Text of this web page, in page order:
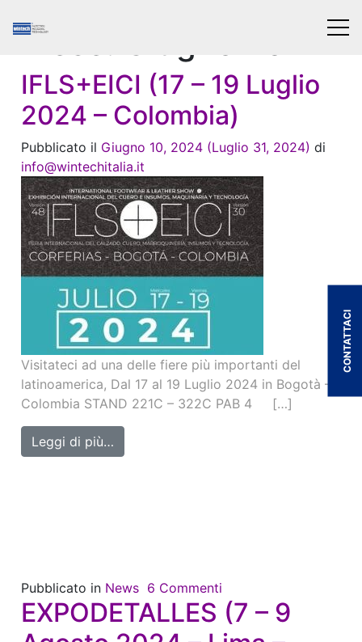
CONTATTACI
Mese:
IFLS+EICI (17 – 19 Luglio
2024 – Colombia)
Pubblicato il Giugno 10, 2024 (Luglio 31, 2024)di
info@wintechitalia.it
Visitateci ad una delle fiere più importanti del
latinoamerica, Dal 17 al 19 Luglio 2024 in Bogotà –
Colombia STAND 221C – 322C PAB 4 […]
Leggi di più…
Pubblicato in News 6 Commenti
EXPODETALLES (7 – 9